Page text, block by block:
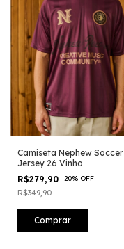
Camiseta Nephew Soccer
Jersey 26 Vinho
R$279,90 -20% OFF
R$349,90
Comprar